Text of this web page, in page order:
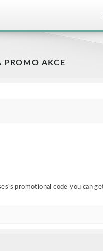
PROMO AKCE
promotional code you can